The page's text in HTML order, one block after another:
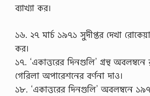
ব্যাখ্যা কর।
১৬. ২৭ মার্চ ১৯৭১ সুদীপ্তর দেখা
কর।
১৭. ‘একাত্তরের দিনগুলি’ গ্রন্থ
গেরিলা অপারেশনের বর্ণনা দাও।
১৮. ‘একাত্তরের দিনগুলি’ অবলম্বনে